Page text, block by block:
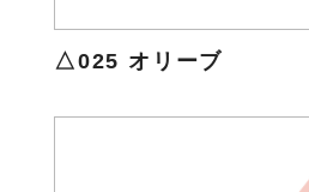
△025 オリーブ